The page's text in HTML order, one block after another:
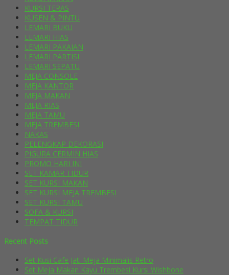
KURSI TERAS
KUSEN & PINTU
LEMARI BUKU
LEMARI HIAS
LEMARI PAKAIAN
LEMARI PARTISI
LEMARI SEPATU
MEJA CONSOLE
MEJA KANTOR
MEJA MAKAN
MEJA RIAS
MEJA TAMU
MEJA TREMBESI
NAKAS
PELENGKAP DEKORASI
PIGURA CERMIN HIAS
PROMO HARI INI
SET KAMAR TIDUR
SET KURSI MAKAN
SET KURSI MEJA TREMBESI
SET KURSI TAMU
SOFA & KURSI
TEMPAT TIDUR
Recent Posts
Set Kusi Cafe Jati Meja Minimalis Retro
Set Meja Makan Kayu Trembesi Kursi Wishbone